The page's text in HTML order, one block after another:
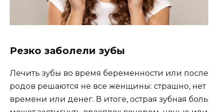
Резко заболели зубы
Лечить зубы во время беременности или после
родов решаются не все женщины: страшно, нет
времени или денег. В итоге, острая зубная боль